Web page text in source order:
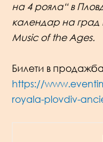
на 4 рояла“ в
календар на град
Music of the Ages.
Билети в
https://
royala-plovdiv-